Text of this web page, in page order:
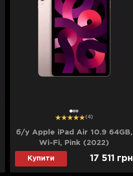
12 3
(4)
б/у Apple iPad Air 10.9 64GB,
Wi-Fi, Pink (2022)
Купити 17 511 грн